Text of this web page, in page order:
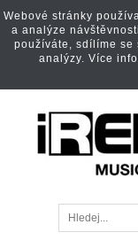
Webové stránky
a analýze
používáte, sdílíme se
analýzy. Více